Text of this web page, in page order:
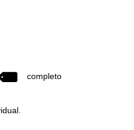
completo